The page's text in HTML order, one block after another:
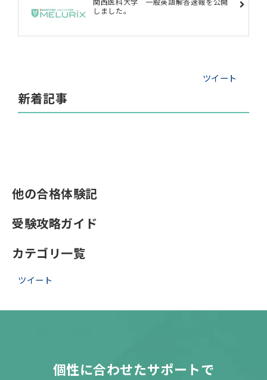
しました。
ツイート
新着記事
他の合格体験記
受験攻略ガイド
カテゴリ一覧
ツイート
個性に合わせたサポートで